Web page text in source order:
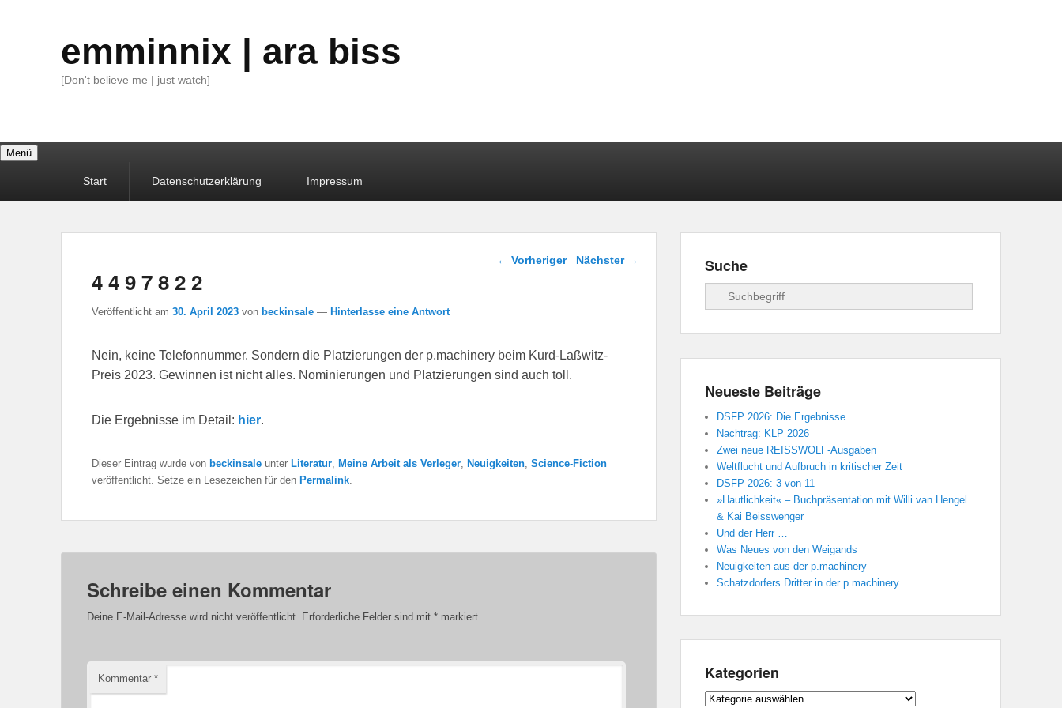
emminnix | ara biss
[Don't believe me | just watch]
Menü
Start Datenschutzerklärung Impressum
Beitragsnavigation
← Vorheriger Nächster →
4 4 9 7 8 2 2
Veröffentlicht am 30. April 2023 von beckinsale — Hinterlasse eine Antwort
Nein, keine Telefonnummer. Sondern die Platzierungen der p.machinery beim Kurd-Laßwitz-
Preis 2023. Gewinnen ist nicht alles. Nominierungen und Platzierungen sind auch toll.
Die Ergebnisse im Detail: hier.
Dieser Eintrag wurde von beckinsale unter Literatur Meine Arbeit als Verleger Neuigkeiten Science-Fiction
veröffentlicht. Setze ein Lesezeichen für den Permalink
Schreibe einen Kommentar
Deine E-Mail-Adresse wird nicht veröffentlicht. Erforderliche Felder sind mit * markiert
Kommentar *
Suche
Suchen
Neueste Beiträge
DSFP 2026: Die Ergebnisse
Nachtrag: KLP 2026
Zwei neue REISSWOLF-Ausgaben
Weltflucht und Aufbruch in kritischer Zeit
DSFP 2026: 3 von 11
»Hautlichkeit« – Buchpräsentation mit Willi van Hengel
& Kai Beisswenger
Und der Herr …
Was Neues von den Weigands
Neuigkeiten aus der p.machinery
Schatzdorfers Dritter in der p.machinery
Kategorien
Kategorien